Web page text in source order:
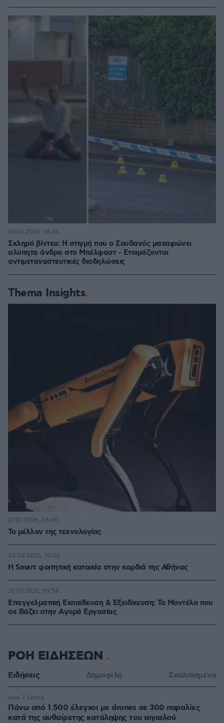
Σκληρό βίντεο: Η στιγμή που ο Σουδανός μαχαιρώνει
αλύπητα άνδρα στο Μπέλφαστ - Ετοιμάζονται
αντιμεταναστευτικές διαδηλώσεις
09.06.2026, 18:38
Thema Insights
Το μέλλον της τεχνολογίας
27.07.2026, 06:00
Η Smart φοιτητική κατοικία στην καρδιά της Αθήνας
03.08.2026, 10:56
Επαγγελματική Εκπαίδευση & Εξειδίκευση: Το Mοντέλο που
σε Bάζει στην Aγορά Eργασίας
26.07.2026, 09:54
ΡΟΗ ΕΙΔΗΣΕΩΝ
Ειδήσεις Δημοφιλή Σχολιασμένα
Πάνω από 1.500 έλεγχοι με drones σε 300 παραλίες
κατά της αυθαίρετης κατάληψης του αιγιαλού
πριν 7 λεπτά